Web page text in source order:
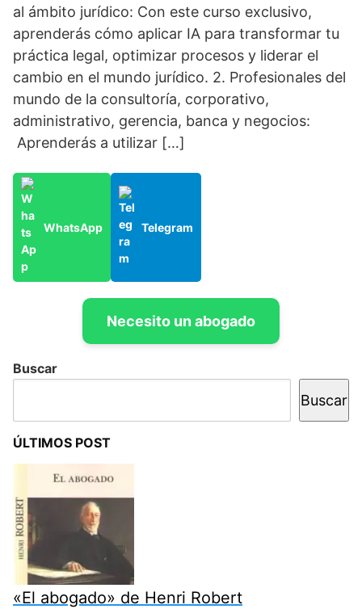
al ámbito jurídico: Con este curso exclusivo,
aprenderás cómo aplicar IA para transformar tu
práctica legal, optimizar procesos y liderar el
cambio en el mundo jurídico. 2. Profesionales del
mundo de la consultoría, corporativo,
administrativo, gerencia, banca y negocios:
Aprenderás a utilizar […]
WhatsApp Telegram
Necesito un abogado
Buscar
Buscar
ÚLTIMOS POST
«El abogado» de Henri Robert